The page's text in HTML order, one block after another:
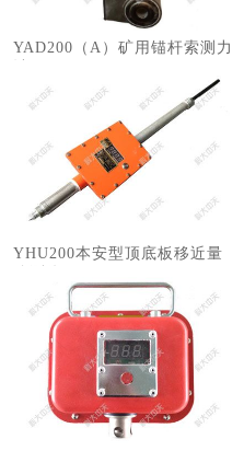
YAD200（A）矿用锚杆索测力
YHU200本安型顶底板移近量